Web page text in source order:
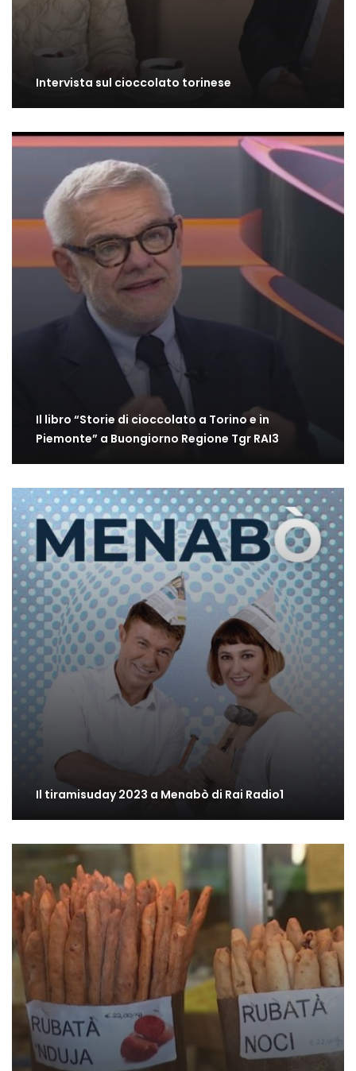
Intervista sul cioccolato torinese
Il libro “Storie di cioccolato a Torino e in
Piemonte” a Buongiorno Regione Tgr RAI3
Il tiramisuday 2023 a Menabò di Rai Radio1